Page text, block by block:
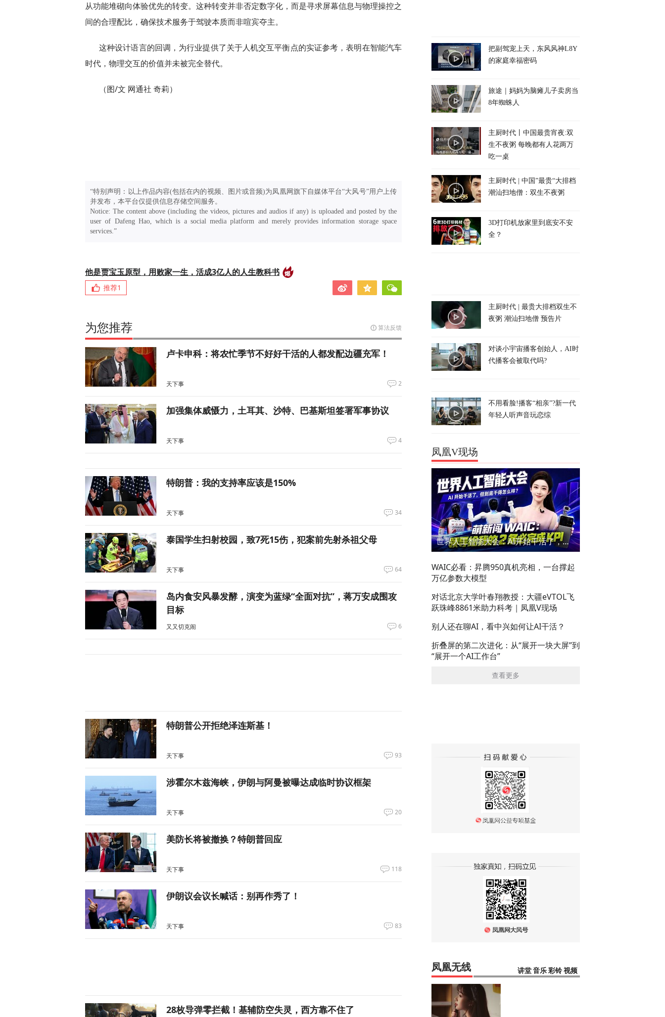
从功能堆砌向体验优先的转变。这种转变并非否定数字化，而是寻求屏幕信息与物理操控之
间的合理配比，确保技术服务于驾驶本质而非喧宾夺主。
这种设计语言的回调，为行业提供了关于人机交互平衡点的实证参考，表明在智能汽车
时代，物理交互的价值并未被完全替代。
（图/文 网通社 奇莉）
“特别声明：以上作品内容(包括在内的视频、图片或音频)为凤凰网旗下自媒体平台“大风号”用户上传
并发布，本平台仅提供信息存储空间服务。
Notice: The content above (including the videos, pictures and audios if any) is uploaded and posted by the
user of Dafeng Hao, which is a social media platform and merely provides information storage space
services.”
他是贾宝玉原型，用败家一生，活成3亿人的人生教科书
推荐1
为您推荐 算法反馈
卢卡申科：将农忙季节不好好干活的人都发配边疆充军！
天下事 2
加强集体威慑力，土耳其、沙特、巴基斯坦签署军事协议
天下事 4
特朗普：我的支持率应该是150%
天下事 34
泰国学生扫射校园，致7死15伤，犯案前先射杀祖父母
天下事 64
岛内食安风暴发酵，演变为蓝绿“全面对抗”，蒋万安成围攻
目标
又又切克闹 6
特朗普公开拒绝泽连斯基！
天下事 93
涉霍尔木兹海峡，伊朗与阿曼被曝达成临时协议框架
天下事 20
美防长将被撤换？特朗普回应
天下事 118
伊朗议会议长喊话：别再作秀了！
天下事 83
28枚导弹零拦截！基辅防空失灵，西方靠不住了
把副驾宠上天，东风风神L8Y
的家庭幸福密码
旅途｜妈妈为脑瘫儿子卖房当
8年蜘蛛人
主厨时代丨中国最贵宵夜:双
生不夜粥 每晚都有人花两万
吃一桌
主厨时代 | 中国”最贵“大排档
潮汕扫地僧：双生不夜粥
3D打印机放家里到底安不安
全？
主厨时代 | 最贵大排档双生不
夜粥 潮汕扫地僧 预告片
对谈小宇宙播客创始人，AI时
代播客会被取代吗?
不用看脸!播客“相亲”?新一代
年轻人听声音玩恋综
凤凰V现场
世界人工智能大会：AI开始干活了，但到底干的怎么样？萌新闯WAIC
WAIC必看：昇腾950真机亮相，一台撑起
万亿参数大模型
对话北京大学叶春翔教授：大疆eVTOL飞
跃珠峰8861米助力科考｜凤凰V现场
别人还在聊AI，看中兴如何让AI干活？
折叠屏的第二次进化：从“展开一块大屏”到
“展开一个AI工作台”
查看更多
讲堂 音乐 彩铃 视频
凤凰无线